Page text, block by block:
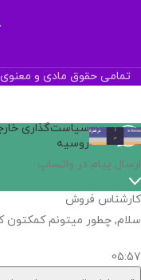
تمامی حقوق مادی و
سیاست‌گذاری
روسیه
اگر
نیست,
شاید